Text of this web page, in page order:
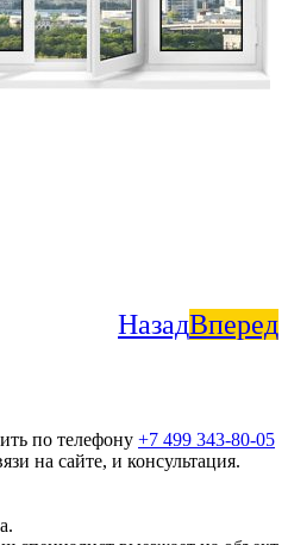
НазадВперед
по телефону +7 499 343-80-05
на сайте, и консультация.